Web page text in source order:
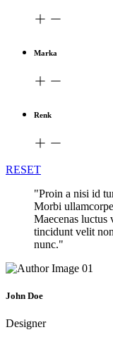
Marka
Renk
RESET
"Proin a nisi id
Morbi
Maecenas luctus
tincidunt velit non
nunc."
John Doe
Designer